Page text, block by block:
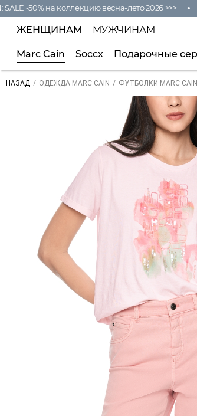
-50% на коллекцию весна-лето 2026 >>>
ЖЕНЩИНАМ МУЖЧИНАМ
Marc Cain Soccx Подарочные
НАЗАД / ОДЕЖДА MARC CAIN / ФУТБОЛКИ MARC CAIN